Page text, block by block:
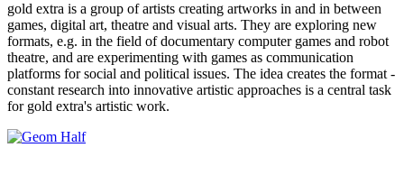
gold extra is a group of artists creating artworks in and in between
games, digital art, theatre and visual arts. They are exploring new
formats, e.g. in the field of documentary computer games and robot
theatre, and are experimenting with games as communication
platforms for social and political issues. The idea creates the format -
constant research into innovative artistic approaches is a central task
for gold extra's artistic work.